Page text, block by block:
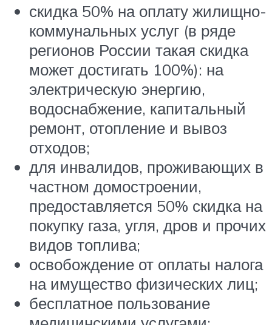
скидка 50% на оплату жилищно-
коммунальных услуг (в ряде
регионов России такая скидка
может достигать 100%): на
электрическую энергию,
водоснабжение, капитальный
ремонт, отопление и вывоз
отходов;
для инвалидов, проживающих в
частном домостроении,
предоставляется 50% скидка на
покупку газа, угля, дров и прочих
видов топлива;
освобождение от оплаты налога
на имущество физических лиц;
бесплатное пользование